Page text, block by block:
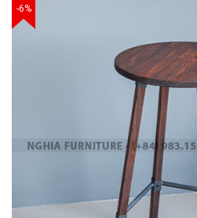
-6%